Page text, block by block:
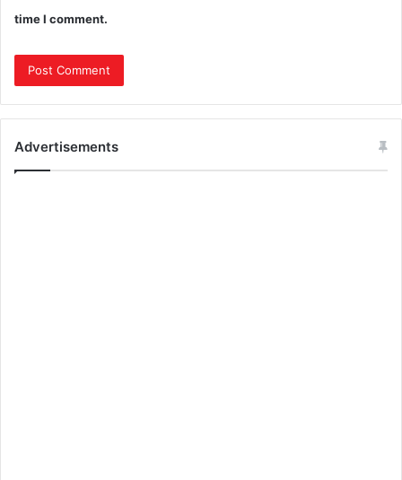
time I comment.
Advertisements